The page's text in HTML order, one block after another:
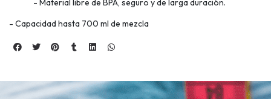
- Material libre de BPA, seguro y de larga duración.
- Capacidad hasta 700 ml de mezcla